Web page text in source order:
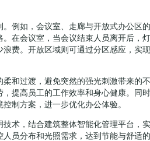
例如，会议室、走廊与开放式办公区
在会议室，当会议结束人员离开后，
费。开放区域则可通过分区感应，实
和过渡，避免突然的强光刺激带来的
提高员工的工作效率和身心健康。同时
制方案，进一步优化办公体验。
术，结合建筑整体智能化管理平台，
员分布和光照需求，达到节能与舒适